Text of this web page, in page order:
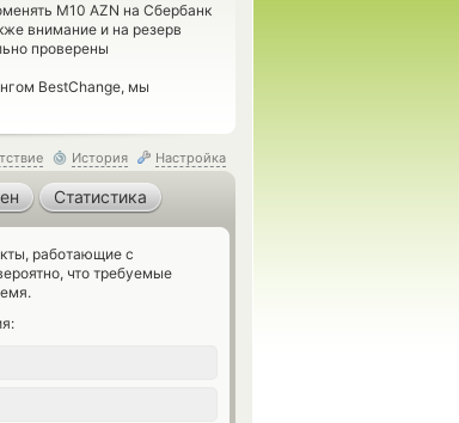
M10 AZN на Сбербанк
внимание и на резерв
проверены
BestChange, мы
История Настройка
Статистика
работающие с
что требуемые